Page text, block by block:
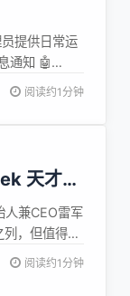
提供日常运
通知 🤖
阅读约1分钟
天才少
人兼CEO雷军
，但值得注
是95后，她
阅读约1分钟